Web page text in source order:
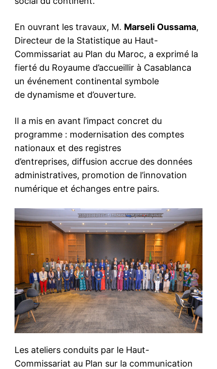
En ouvrant les travaux, M. Marseli Oussama,
Directeur de la Statistique au Haut-
Commissariat au Plan du Maroc, a exprimé la
fierté du Royaume d’accueillir à Casablanca
un événement continental symbole
de dynamisme et d’ouverture.
Il a mis en avant l’impact concret du
programme : modernisation des comptes
nationaux et des registres
d’entreprises, diffusion accrue des données
administratives, promotion de l’innovation
numérique et échanges entre pairs.
Les ateliers conduits par le Haut-
Commissariat au Plan sur la communication